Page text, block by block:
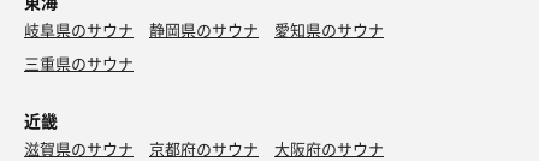
岐阜県のサウナ 静岡県のサウナ
愛知県のサウナ
三重県のサウナ
近畿
滋賀県のサウナ 京都府のサウナ
大阪府のサウナ